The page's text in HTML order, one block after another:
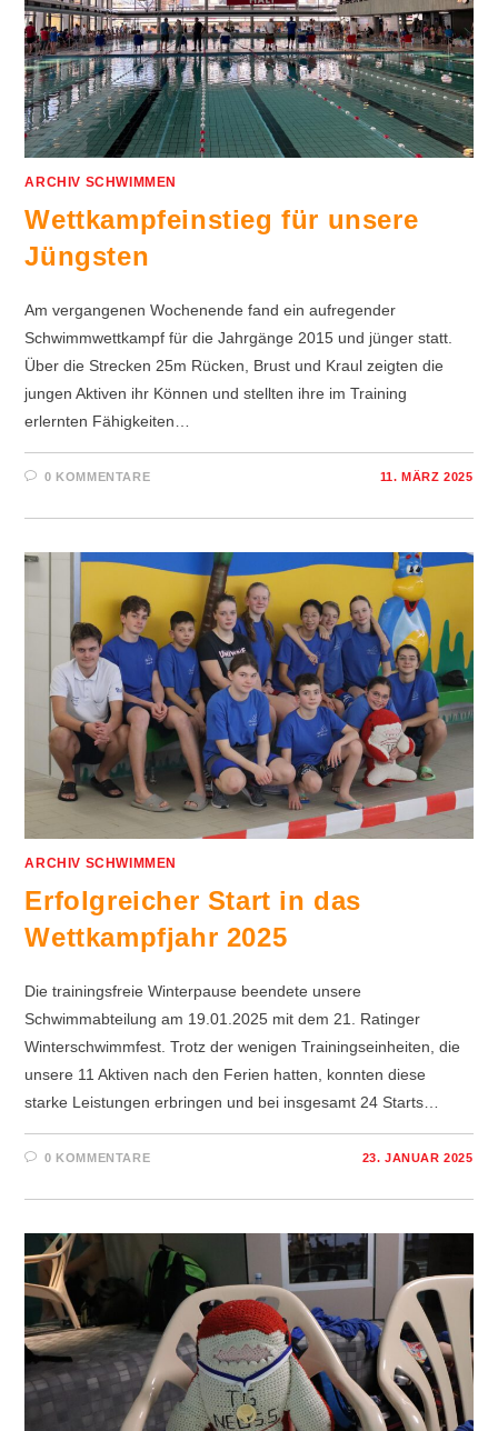
ARCHIV SCHWIMMEN
Wettkampfeinstieg für unsere
Jüngsten
Am vergangenen Wochenende fand ein aufregender
Schwimmwettkampf für die Jahrgänge 2015 und jünger statt.
Über die Strecken 25m Rücken, Brust und Kraul zeigten die
jungen Aktiven ihr Können und stellten ihre im Training
erlernten Fähigkeiten…
0 KOMMENTARE 11. MÄRZ 2025
ARCHIV SCHWIMMEN
Erfolgreicher Start in das
Wettkampfjahr 2025
Die trainingsfreie Winterpause beendete unsere
Schwimmabteilung am 19.01.2025 mit dem 21. Ratinger
Winterschwimmfest. Trotz der wenigen Trainingseinheiten, die
unsere 11 Aktiven nach den Ferien hatten, konnten diese
starke Leistungen erbringen und bei insgesamt 24 Starts…
0 KOMMENTARE 23. JANUAR 2025